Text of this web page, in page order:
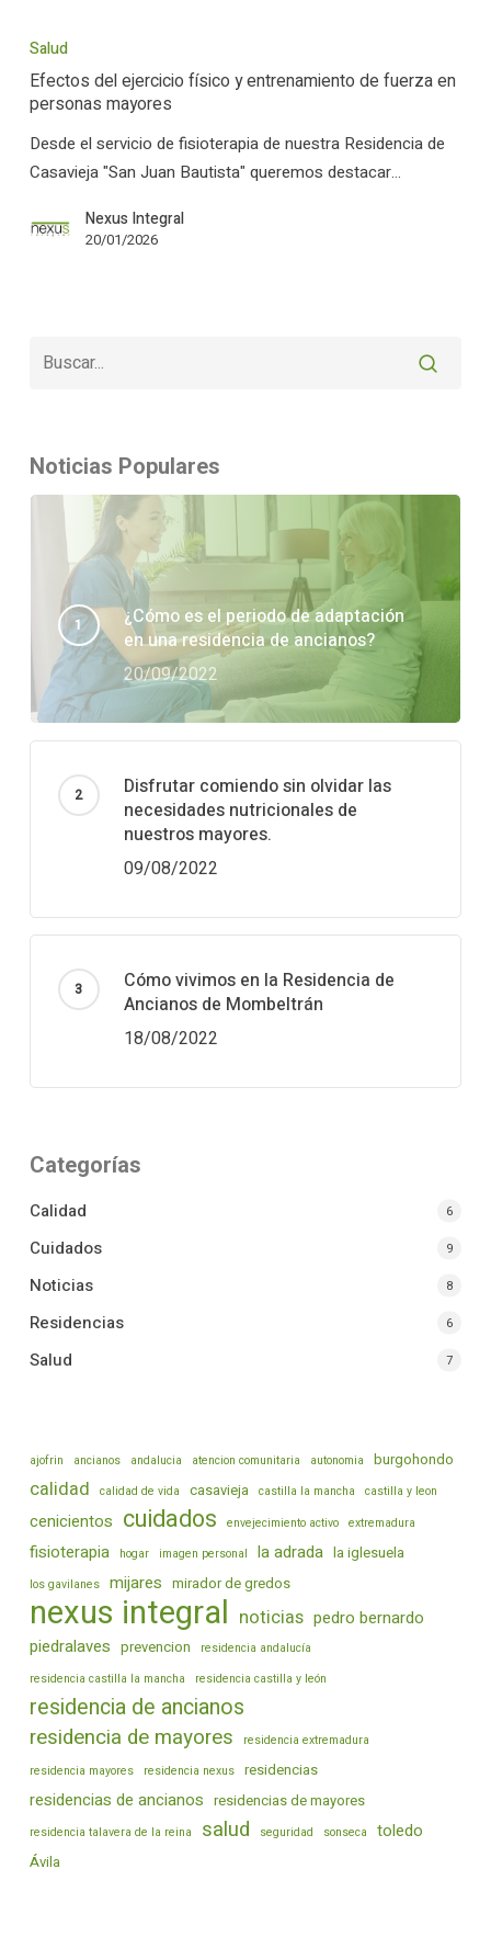
del
físico
entrenamiento
de
en
Salud
Efectos del ejercicio físico y entrenamiento de fuerza en
personas mayores
Desde el servicio de fisioterapia de nuestra Residencia de
Casavieja "San Juan Bautista" queremos destacar…
Nexus Integral
20/01/2026
Noticias Populares
¿Cómo es el periodo de adaptación
en una residencia de ancianos?
20/09/2022
Disfrutar comiendo sin olvidar las
necesidades nutricionales de
nuestros mayores.
09/08/2022
Cómo vivimos en la Residencia de
Ancianos de Mombeltrán
18/08/2022
Categorías
Calidad 6
Cuidados 9
Noticias 8
Residencias 6
Salud 7
ajofrin ancianos andalucia atencion comunitaria autonomia burgohondo
calidad calidad de vida casavieja castilla la mancha castilla y leon
cenicientos cuidados envejecimiento activo extremadura
fisioterapia hogar imagen personal la adrada la iglesuela
los gavilanes mijares mirador de gredos
nexus integral noticias pedro bernardo
piedralaves prevencion
residencia andalucía
residencia castilla la mancha
residencia castilla y león
residencia de ancianos
residencia de mayores
residencia extremadura
residencia mayores
residencia nexus residencias
residencias de ancianos residencias de mayores
residencia talavera de la reina salud seguridad sonseca toledo
Ávila